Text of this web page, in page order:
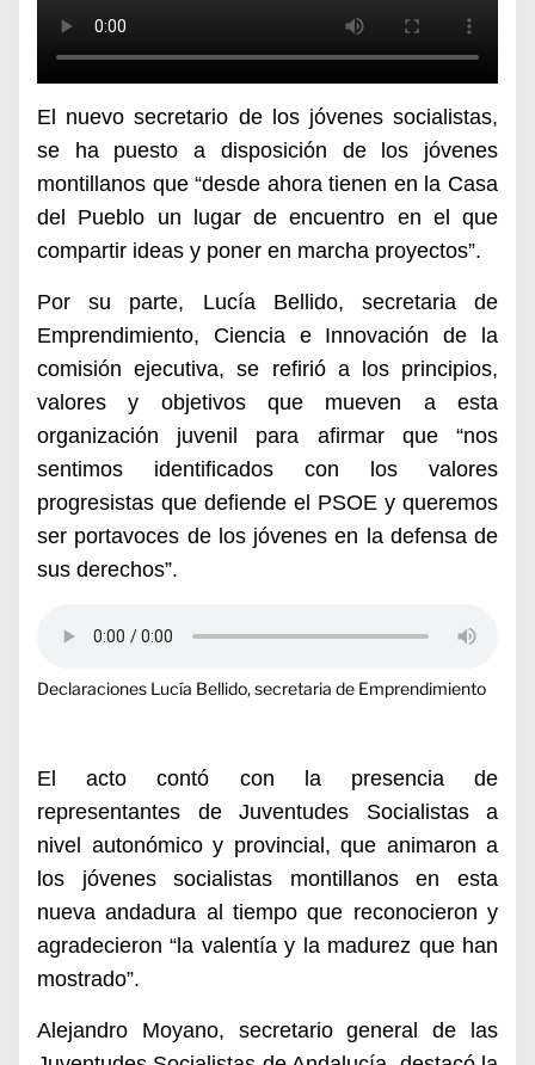
E l nuevo secretario de los jóvenes socialistas,
se ha puestoa disposición de los jóvenes
montillanos que “desde ahora tienen en la Casa
del Pueblo un lugar de encuentro en el que
compartir ideas y poner en marcha proyectos”.
Por su parte, Lucía Bellido, secretaria de
Emprendimiento, Ciencia e Innovación de la
comisión ejecutiva, se refirió a los principios,
valores y objetivos que mueven a esta
organización juvenil para afirmar que “nos
sentimos identificados con los valores
progresistas que defiende el PSOE y queremos
ser portavoces de los jóvenes en la defensa de
sus derechos”.
Declaraciones Lucía Bellido, secretaria de Emprendimiento
El acto contó con la presencia de
representantes de Juventudes Socialistas a
nivel autonómico y provincial, que animaron a
los jóvenes socialistas montillanos en esta
nueva andadura al tiempo que reconocieron y
agradecieron “la valentía y la madurez que han
mostrado”.
Alejandro Moyano, secretario general de las